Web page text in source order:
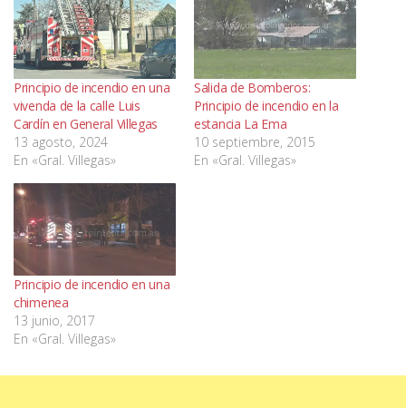
Principio de incendio en una
vivenda de la calle Luis
Cardín en General Villegas
13 agosto, 2024
En «Gral. Villegas»
Salida de Bomberos:
Principio de incendio en la
estancia La Ema
10 septiembre, 2015
En «Gral. Villegas»
Principio de incendio en una
chimenea
13 junio, 2017
En «Gral. Villegas»